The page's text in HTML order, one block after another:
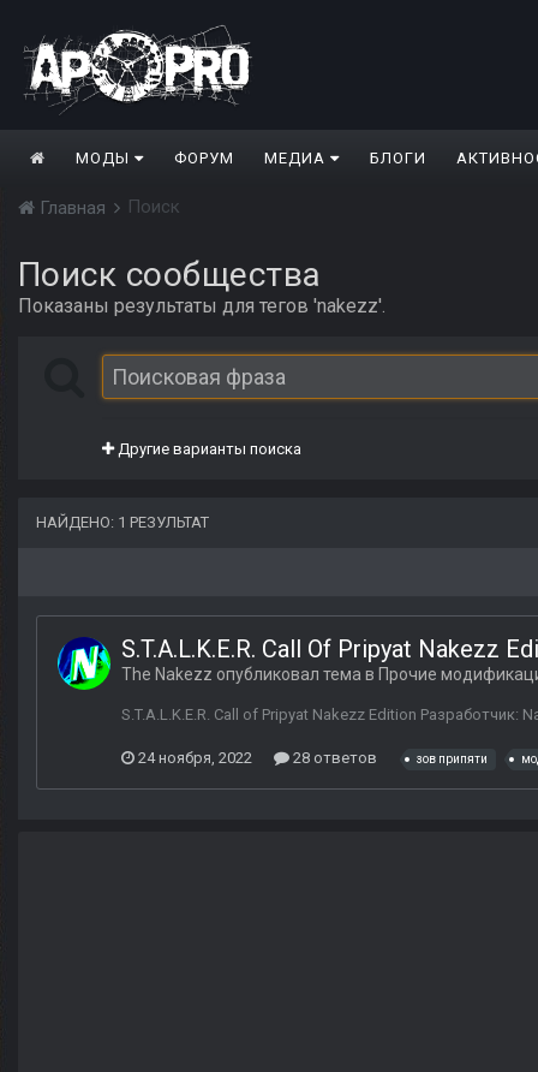
МОДЫ ФОРУМ МЕДИА БЛОГИ
Главная Поиск
Поиск сообщества
Показаны результаты для тегов 'nakezz'.
Другие варианты поиска
НАЙДЕНО: 1 РЕЗУЛЬТАТ
S.T.A.L.K.E.R. Call Of Pripyat Nakezz
The Nakezz опубликовал тема в Прочие
S.T.A.L.K.E.R. Call of Pripyat Nakezz Edition
24 ноября, 2022 28 ответов зов припяти